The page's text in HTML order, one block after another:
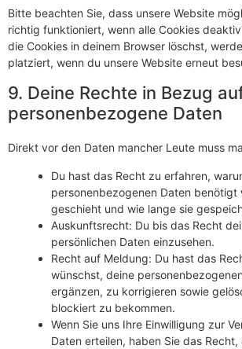
Bitte beachten Sie, dass unsere Website
richtig funktioniert, wenn alle Cookies
die Cookies in deinem Browser löschst,
platziert, wenn du unsere Website erneut
9. Deine Rechte in Bezug
personenbezogene Daten
Direkt vor den Daten mancher Leute muss
Du hast das Recht zu erfahren,
personenbezogenen Daten benötigt
geschieht und wie lange sie
Auskunftsrecht: Du bis das Recht
persönlichen Daten einzusehen.
Recht auf Meldung: Du hast das
wünschst, deine
ergänzen, zu korrigieren sowie
blockiert zu bekommen.
Wenn Sie uns Ihre Einwilligung zur
Daten erteilen, haben Sie das Recht,